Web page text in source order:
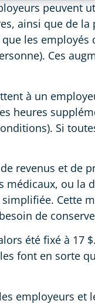
ainsi que de la
les
Ces
à un
heures
Si
revenus et de
ou la
Cette
de
été fixé à 17
font en sorte
employeurs